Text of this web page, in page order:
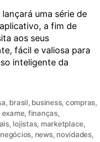
uma série de
a fim de
aos seus
fácil e valiosa para
inteligente da
, brasil, business, compras,
exame, finanças,
, lojistas, marketplace,
negócios, news, novidades,